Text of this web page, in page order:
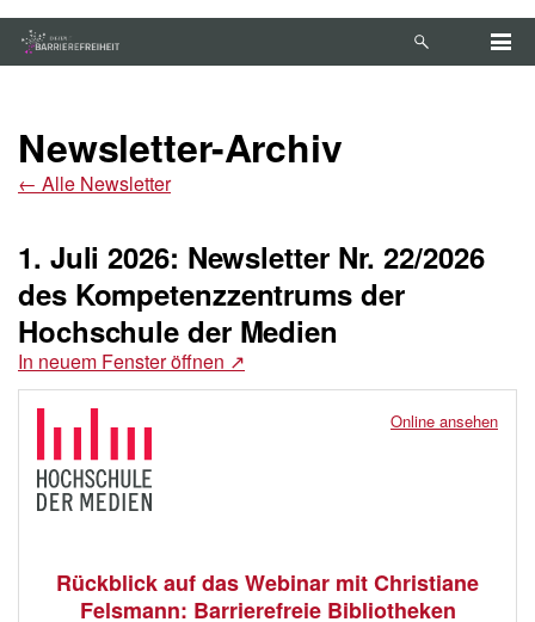
Zum Hauptinhalt springen
Anleitung zur Tastaturbedienung ansehen
Newsletter-Archiv
← Alle Newsletter
1. Juli 2026: Newsletter Nr. 22/2026
des Kompetenzzentrums der
Hochschule der Medien
In neuem Fenster öffnen ↗